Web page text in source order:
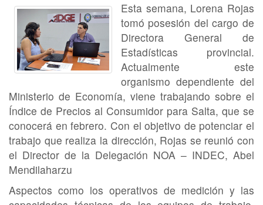
Esta semana, Lorena Rojas
tomó posesión del cargo de
Directora General de
Estadísticas provincial.
Actualmente este
organismo dependiente del
Ministerio de Economía, viene trabajando sobre el
Índice de Precios al Consumidor para Salta, que se
conocerá en febrero. Con el objetivo de potenciar el
trabajo que realiza la dirección, Rojas se reunió con
el Director de la Delegación NOA – INDEC, Abel
Mendilaharzu
Aspectos como los operativos de medición y las